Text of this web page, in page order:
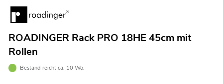
ROADINGER Rack PRO 18HE 45cm mit
Rollen
Bestand reicht ca. 10 Wo.